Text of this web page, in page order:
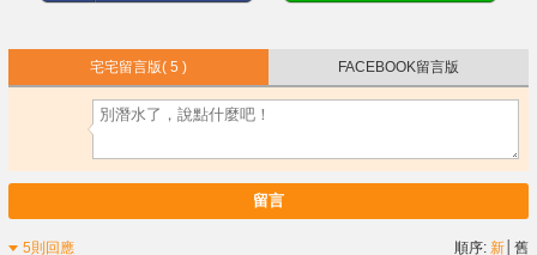
宅宅留言版( 5 ) FACEBOOK留言版
留言
5則回應 順序:新 │舊